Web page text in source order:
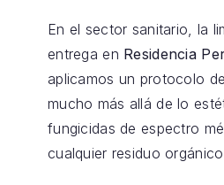
En el sector sanitario, la
entrega en Residencia
aplicamos un protocolo de
mucho más allá de lo
fungicidas de espectro
cualquier residuo